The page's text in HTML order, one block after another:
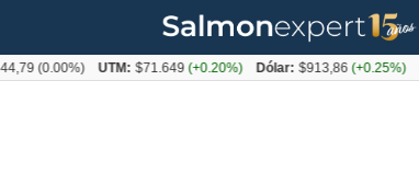
UTM: $71.649(+0.20%) Dólar: $913,86(+0.25%) Euro: